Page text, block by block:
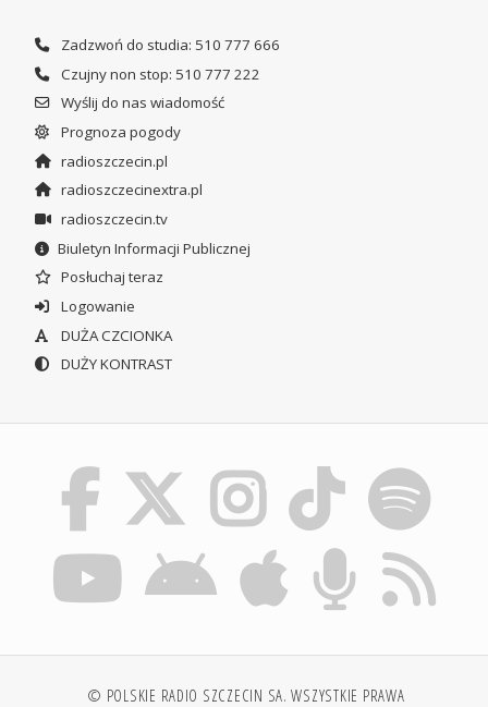
Zadzwoń do studia: 510 777 666
Czujny non stop: 510 777 222
Wyślij do nas wiadomość
Prognoza pogody
radioszczecin.pl
radioszczecinextra.pl
radioszczecin.tv
Biuletyn Informacji Publicznej
Posłuchaj teraz
Logowanie
DUŻA CZCIONKA
DUŻY KONTRAST
© POLSKIE RADIO SZCZECIN SA. WSZYSTKIE PRAWA